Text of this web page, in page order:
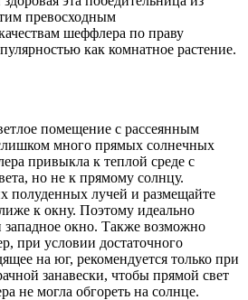
превосходным
шеффлера по праву
как комнатное растение.
помещение с рассеянным
много прямых солнечных
привыкла к теплой среде с
но не к прямому солнцу.
полуденных лучей и размещайте
к окну. Поэтому идеально
западное окно. Также возможно
при условии достаточного
на юг, рекомендуется только при
занавески, чтобы прямой свет
не могла обгореть на солнце.